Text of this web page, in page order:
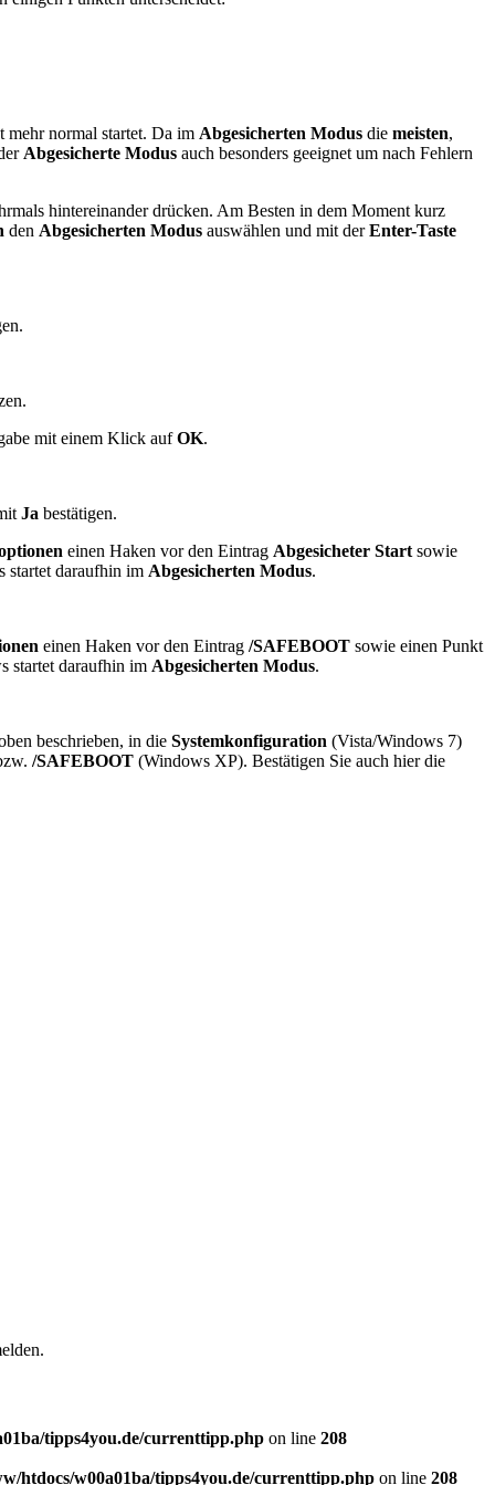
mehr normal startet. Da im Abgesicherten Modus die meisten,
Abgesicherte Modus auch besonders geeignet um nach Fehlern
hintereinander drücken. Am Besten in dem Moment kurz
den Abgesicherten Modus auswählen und mit derEnter-Taste
mit einem Klick aufOK.
Ja bestätigen.
einen Haken vor den Eintrag Abgesicheter Start sowie
startet daraufhin im Abgesicherten Modus.
einen Haken vor den Eintrag /SAFEBOOT sowie einen Punkt
startet daraufhin im Abgesicherten Modus.
beschrieben, in die Systemkonfiguration (Vista/Windows 7)
/SAFEBOOT (Windows XP). Bestätigen Sie auch hier die
tipps4you.de/currenttipp.php on line 208
htdocs/w00a01ba/tipps4you.de/currenttipp.php on line 208